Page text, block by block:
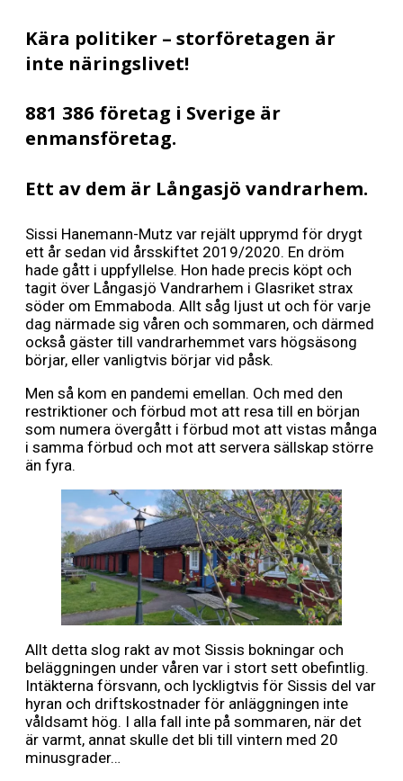
Kära politiker – storföretagen är
inte näringslivet!
881 386 företag i Sverige är
enmansföretag.
Ett av dem är Långasjö vandrarhem.
Sissi Hanemann-Mutz var rejält upprymd för drygt
ett år sedan vid årsskiftet 2019/2020. En dröm
hade gått i uppfyllelse. Hon hade precis köpt och
tagit över Långasjö Vandrarhem i Glasriket strax
söder om Emmaboda. Allt såg ljust ut och för varje
dag närmade sig våren och sommaren, och därmed
också gäster till vandrarhemmet vars högsäsong
börjar, eller vanligtvis börjar vid påsk.
Men så kom en pandemi emellan. Och med den
restriktioner och förbud mot att resa till en början
som numera övergått i förbud mot att vistas många
i samma förbud och mot att servera sällskap större
än fyra.
Allt detta slog rakt av mot Sissis bokningar och
beläggningen under våren var i stort sett obefintlig.
Intäkterna försvann, och lyckligtvis för Sissis del var
hyran och driftskostnader för anläggningen inte
våldsamt hög. I alla fall inte på sommaren, när det
är varmt, annat skulle det bli till vintern med 20
minusgrader…